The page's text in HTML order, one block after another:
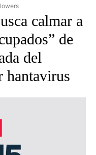
- SPANISH" TO RECEIVE
calmar a
de
del
hantavirus